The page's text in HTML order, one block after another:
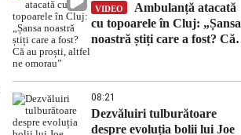
VIDEO
Ambulanță atacată
cu topoarele în Cluj: „Șansa
noastră știți care a fost? Că
08:21
Dezvăluiri tulburătoare
despre evoluția bolii lui Joe